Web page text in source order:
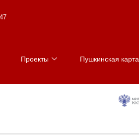
Проекты Пушкинская карта